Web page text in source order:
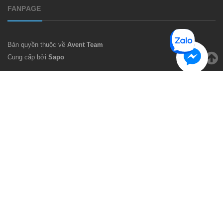
FANPAGE
Bản quyền thuộc về Avent Team
Cung cấp bởi Sapo